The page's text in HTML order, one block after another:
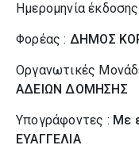
Ημερομηνία
Φορέας : ΔΗΜΟΣ
Οργανωτικές
ΑΔΕΙΩΝ ΔΟΜΗΣΗΣ
Υπογράφοντες : Με
ΕΥΑΓΓΕΛΙΑ